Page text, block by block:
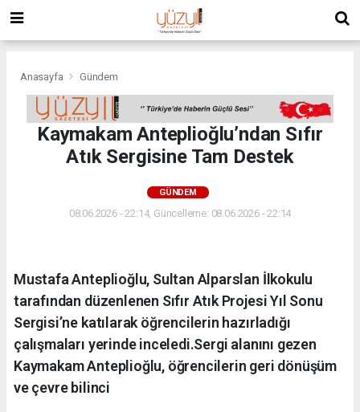
Anasayfa Gündem
Kaymakam Anteplioğlu’ndan Sıfır
Atık Sergisine Tam Destek
GÜNDEM
08.06.2026 - 22:14, Güncelleme: 08.06.2026 - 22:14
Mustafa Anteplioğlu, Sultan Alparslan İlkokulu
tarafından düzenlenen Sıfır Atık Projesi Yıl Sonu
Sergisi’ne katılarak öğrencilerin hazırladığı
çalışmaları yerinde inceledi.Sergi alanını gezen
Kaymakam Anteplioğlu, öğrencilerin geri dönüşüm
ve çevre bilinci